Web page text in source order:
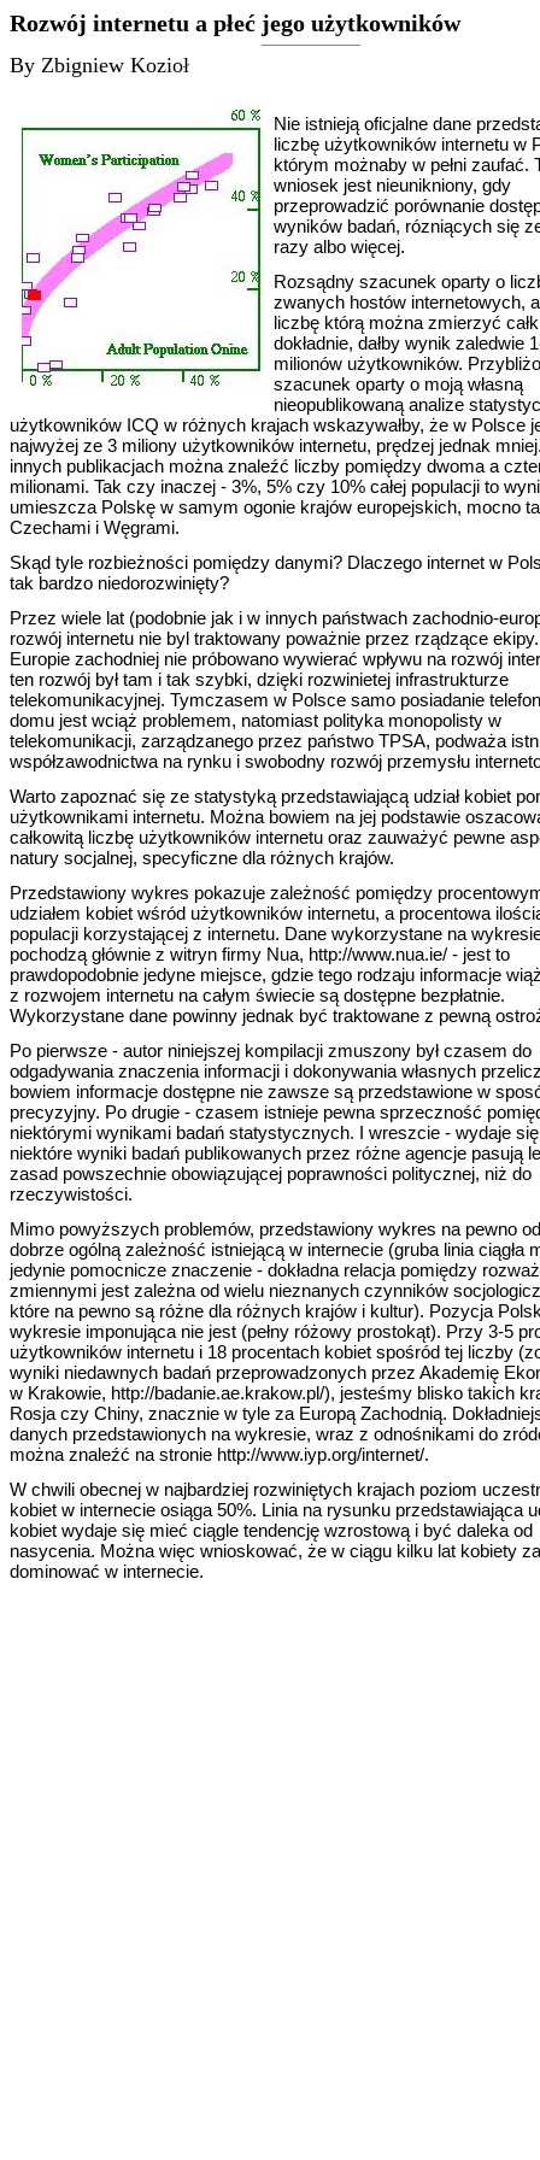
Rozwój internetu a płeć jego użytkowników
By Zbigniew Kozioł
Nie istnieją oficjalne dane
liczbę użytkowników internetu w
którym możnaby w pełni zaufać.
wniosek jest nieunikniony, gdy
przeprowadzić porównanie
wyników badań, rózniących się
razy albo więcej.
Rozsądny szacunek oparty o
zwanych hostów internetowych,
liczbę którą można zmierzyć
dokładnie, dałby wynik zaledwie
milionów użytkowników.
szacunek oparty o moją własną
nieopublikowaną analize
użytkowników ICQ w różnych krajach wskazywałby, że w Polsce
najwyżej ze 3 miliony użytkowników internetu, prędzej jednak
innych publikacjach można znaleźć liczby pomiędzy dwoma a
milionami. Tak czy inaczej - 3%, 5% czy 10% całej populacji to
umieszcza Polskę w samym ogonie krajów europejskich, mocno
Czechami i Węgrami.
Skąd tyle rozbieżności pomiędzy danymi? Dlaczego internet w
tak bardzo niedorozwinięty?
Przez wiele lat (podobnie jak i w innych państwach zachodnio-
rozwój internetu nie byl traktowany poważnie przez rządzące
Europie zachodniej nie próbowano wywierać wpływu na rozwój
ten rozwój był tam i tak szybki, dzięki rozwinietej infrastrukturze
telekomunikacyjnej. Tymczasem w Polsce samo posiadanie
domu jest wciąż problemem, natomiast polityka monopolisty w
telekomunikacji, zarządzanego przez państwo TPSA, podważa
współzawodnictwa na rynku i swobodny rozwój przemysłu
Warto zapoznać się ze statystyką przedstawiającą udział kobiet
użytkownikami internetu. Można bowiem na jej podstawie
całkowitą liczbę użytkowników internetu oraz zauważyć pewne
natury socjalnej, specyficzne dla różnych krajów.
Przedstawiony wykres pokazuje zależność pomiędzy
udziałem kobiet wśród użytkowników internetu, a procentowa
populacji korzystającej z internetu. Dane wykorzystane na
pochodzą głównie z witryn firmy Nua, http://www.nua.ie/ - jest to
prawdopodobnie jedyne miejsce, gdzie tego rodzaju informacje
z rozwojem internetu na całym świecie są dostępne bezpłatnie.
Wykorzystane dane powinny jednak być traktowane z pewną
Po pierwsze - autor niniejszej kompilacji zmuszony był czasem do
odgadywania znaczenia informacji i dokonywania własnych
bowiem informacje dostępne nie zawsze są przedstawione w
precyzyjny. Po drugie - czasem istnieje pewna sprzeczność
niektórymi wynikami badań statystycznych. I wreszcie - wydaje
niektóre wyniki badań publikowanych przez różne agencje pasują
zasad powszechnie obowiązującej poprawności politycznej, niż do
rzeczywistości.
Mimo powyższych problemów, przedstawiony wykres na pewno
dobrze ogólną zależność istniejącą w internecie (gruba linia ciągła
jedynie pomocnicze znaczenie - dokładna relacja pomiędzy
zmiennymi jest zależna od wielu nieznanych czynników
które na pewno są różne dla różnych krajów i kultur). Pozycja
wykresie imponująca nie jest (pełny różowy prostokąt). Przy 3-5
użytkowników internetu i 18 procentach kobiet spośród tej liczby
wyniki niedawnych badań przeprowadzonych przez Akademię
w Krakowie, http://badanie.ae.krakow.pl/), jesteśmy blisko takich
Rosja czy Chiny, znacznie w tyle za Europą Zachodnią.
danych przedstawionych na wykresie, wraz z odnośnikami do
można znaleźć na stronie http://www.iyp.org/internet/.
W chwili obecnej w najbardziej rozwiniętych krajach poziom
kobiet w internecie osiąga 50%. Linia na rysunku przedstawiająca
kobiet wydaje się mieć ciągle tendencję wzrostową i być daleka od
nasycenia. Można więc wnioskować, że w ciągu kilku lat kobiety
dominować w internecie.